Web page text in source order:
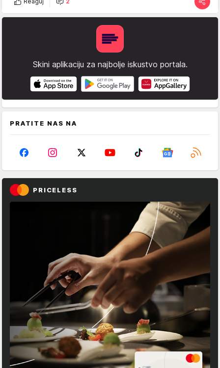
Skini aplikaciju za najbolje iskustvo portala.
PRATITE NAS NA
PRICELESS